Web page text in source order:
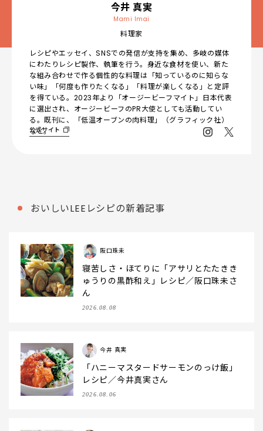
今井 真実
Mami Imai
料理家
レシピやエッセイ、SNSでの発信が支持を集め、多岐の媒体
にわたりレシピ製作、執筆を行う。身近な食材を使い、新た
な組み合わせで作る個性的な料理は「知っているのに知らな
い味」「何度も作りたくなる」「料理が楽しくなる」と定評
を得ている。2023年より「オージービーフマイト」日本代表
に選出され、オージービーフのPR大使としても活動してい
る。既刊に、「低温オーブンの肉料理」（グラフィック社）
など。
公式サイト
おいしいLEEレシピの新着記事
阪口珠未
寝苦しさ・ほてりに「アサリとたたきき
ゅうりの黒酢和え」レシピ／阪口珠未さ
ん
2026.08.08
今井 真実
「ハニーマスタードサーモンのっけ飯」
レシピ／今井真実さん
2026.08.06